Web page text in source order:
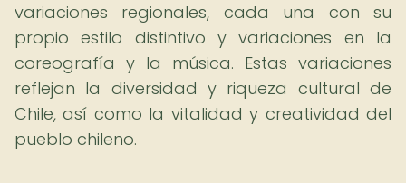
variaciones regionales, cada una con su
propio estilo distintivo y variaciones en la
coreografía y la música. Estas variaciones
reflejan la diversidad y riqueza cultural de
Chile, así como la vitalidad y creatividad del
pueblo chileno.